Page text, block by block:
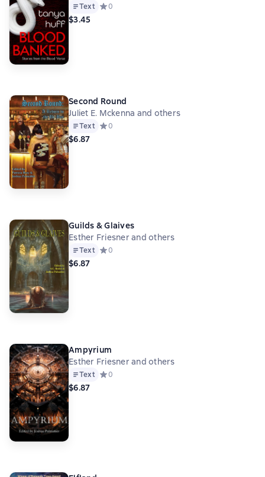
Text Средний рейтинг 0 на основе 0 оценок
0
$3.45
Second Round
Juliet E. Mckenna and others
Text Средний рейтинг 0 на основе 0 оценок
0
$6.87
Guilds & Glaives
Esther Friesner and others
Text Средний рейтинг 0 на основе 0 оценок
0
$6.87
Ampyrium
Esther Friesner and others
Text Средний рейтинг 0 на основе 0 оценок
0
$6.87